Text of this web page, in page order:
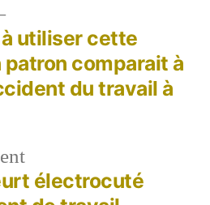
Article
précédent :
électrocuté
Article
suivant :
à utiliser cette
patron comparait à
du travail à